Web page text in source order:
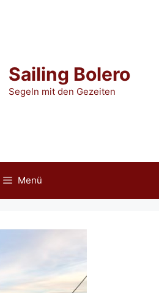
Sailing Bolero
Segeln mit den Gezeiten
Menü